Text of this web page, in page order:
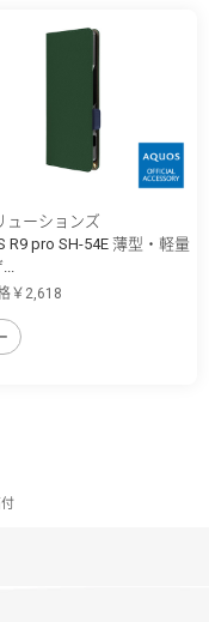
ューションズ
R9 pro SH-54E 薄型・軽量
￥2,618